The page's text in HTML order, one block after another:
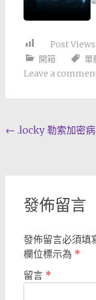
Post Views:
開箱
單
Leave a
Post
← .locky 勒索加密
發佈留言
發佈留言必須填
欄位標示為 *
留言 *